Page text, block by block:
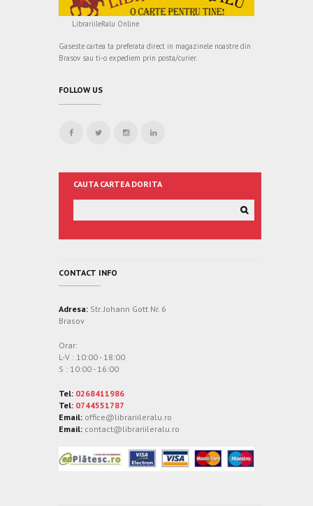
LibrariileRalu Online
Gaseste cartea ta preferata direct in magazinele noastre din
Brasov sau ti-o expediem prin posta/curier.
FOLLOW US
CAUTA CARTEA DORITA
CONTACT INFO
Adresa: Str. Johann Gott Nr. 6
Brasov
Orar:
L-V : 10:00 - 18:00
S : 10:00 - 16:00
Tel: 0268411986
Tel: 0744551787
Email: office@librariileralu.ro
Email: contact@librariileralu.ro